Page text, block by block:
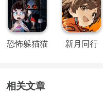
恐怖躲猫猫
新月同行
相关文章